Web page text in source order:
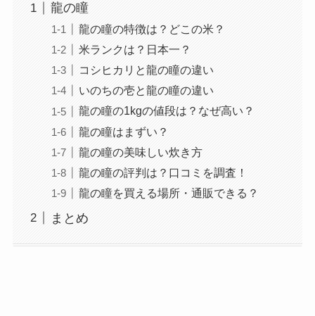
龍の瞳
龍の瞳の特徴は？どこの米？
米ランクは？日本一？
コシヒカリと龍の瞳の違い
いのちの壱と龍の瞳の違い
龍の瞳の1kgの値段は？なぜ高い？
龍の瞳はまずい？
龍の瞳の美味しい炊き方
龍の瞳の評判は？口コミを調査！
龍の瞳を買える場所・通販できる？
まとめ